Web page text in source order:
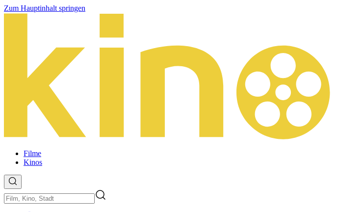
Zum Hauptinhalt springen
Filme
Kinos